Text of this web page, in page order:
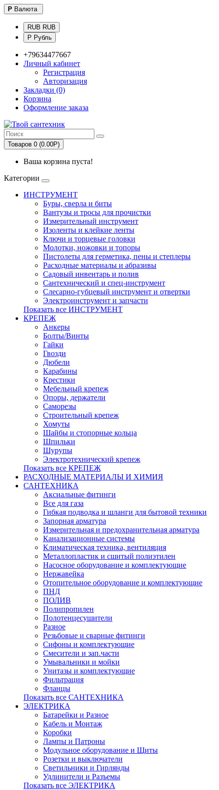
Р Валюта
RUB RUB
Р Рубль
+79634477667
Личный кабинет
Регистрация
Авторизация
Закладки (0)
Корзина
Оформление заказа
Товаров 0 (0.00Р)
Ваша корзина пуста!
Категории
ИНСТРУМЕНТ
Буры, сверла и биты
Вантузы и тросы для прочистки
Измерительный инструмент
Изоленты и клейкие ленты
Ключи и торцевые головки
Молотки, ножовки и топоры
Пистолеты для герметика, пены и степлеры
Расходные материалы и абразивы
Садовый инвентарь и полив
Сантехнический и спец-инструмент
Слесарно-губцевый инструмент и отвертки
Электроинструмент и запчасти
Показать все ИНСТРУМЕНТ
КРЕПЕЖ
Анкеры
Болты/Винты
Гайки
Гвозди
Дюбели
Карабины
Крестики
Мебельный крепеж
Опоры, держатели
Саморезы
Строительный крепеж
Хомуты
Шайбы и стопорные кольца
Шпильки
Шурупы
Электротехнический крепеж
Показать все КРЕПЕЖ
РАСХОДНЫЕ МАТЕРИАЛЫ И ХИМИЯ
САНТЕХНИКА
Аксиальные фитинги
Все для газа
Гибкая подводка и шланги для бытовой техники
Запорная арматура
Измерительная и предохранительная арматура
Канализационные системы
Климатическая техника, вентиляция
Металлопластик и сшитый полиэтилен
Насосное оборудование и комплектующие
Нержавейка
Отопительное оборудование и комплектующие
ПНД
ПОЛИВ
Полипропилен
Полотенцесушители
Разное
Резьбовые и сварные фитинги
Сифоны и комплектующие
Смесители и зап.части
Умывальники и мойки
Унитазы и комплектующие
Фильтрация
Фланцы
Показать все САНТЕХНИКА
ЭЛЕКТРИКА
Батарейки и Разное
Кабель и Монтаж
Коробки
Лампы и Патроны
Модульное оборудование и Щиты
Розетки и выключатели
Светильники и Гирлянды
Удлинители и Разъемы
Показать все ЭЛЕКТРИКА